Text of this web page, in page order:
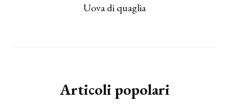
Uova di quaglia
Articoli popolari